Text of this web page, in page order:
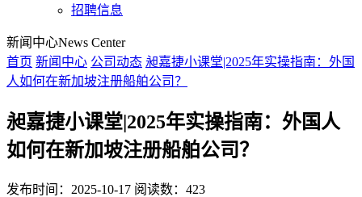
招聘信息
新闻中心News Center
首页 新闻中心 公司动态 昶嘉捷小课堂|2025年实操指南：外国
人如何在新加坡注册船舶公司？
昶嘉捷小课堂|2025年实操指南：外国人
如何在新加坡注册船舶公司？
发布时间：2025-10-17 阅读数：423